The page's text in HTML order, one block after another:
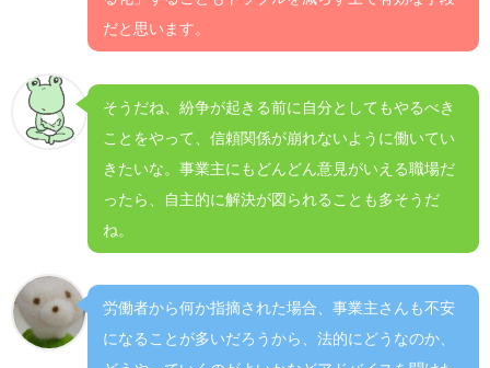
だと思います。
そうだね、紛争が起きる前に自分としてもやるべき
ことをやって、信頼関係が崩れないように働いてい
きたいな。事業主にもどんどん意見がいえる職場だ
ったら、自主的に解決が図られることも多そうだ
ね。
労働者から何か指摘された場合、事業主さんも不安
になることが多いだろうから、法的にどうなのか、